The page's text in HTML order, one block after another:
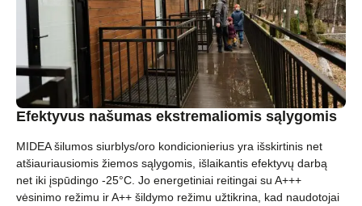
Efektyvus našumas ekstremaliomis sąlygomis
MIDEA šilumos siurblys/oro kondicionierius yra išskirtinis net
atšiauriausiomis žiemos sąlygomis, išlaikantis efektyvų darbą
net iki įspūdingo -25°C. Jo energetiniai reitingai su A+++
vėsinimo režimu ir A++ šildymo režimu užtikrina, kad naudotojai